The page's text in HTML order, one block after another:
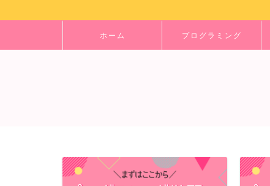
ホーム プログラミング